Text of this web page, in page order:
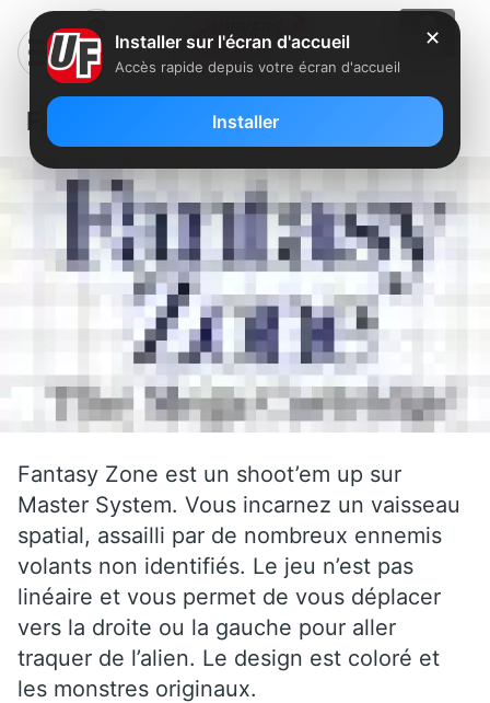
Fantasy Zone
Fantasy Zone est un shoot’em up sur
Master System. Vous incarnez un vaisseau
spatial, assailli par de nombreux ennemis
volants non identifiés. Le jeu n’est pas
linéaire et vous permet de vous déplacer
vers la droite ou la gauche pour aller
traquer de l’alien. Le design est coloré et
les monstres originaux.
✕
Installer sur l'écran d'accueil
Accès rapide depuis votre écran d'accueil
Installer